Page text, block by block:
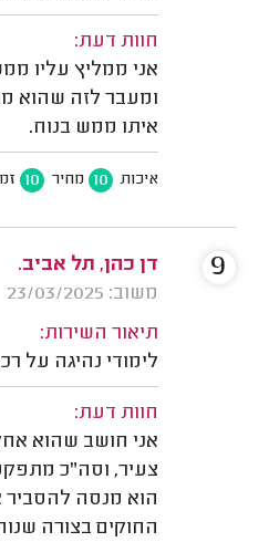
חוות דעת:
אני ממליץ עליו
ומעבר לזה שהוא
איתו ממש בנוח.
איכות 10 מחיר 10
דן כהן, תל אביב.
משוב: 23/03/2025
תיאור השירות:
לימודי נהיגה על
חוות דעת:
אני חושב שהוא
צעיר, וסה"כ
הוא מנסה להסביר
החוקים בצורה
9